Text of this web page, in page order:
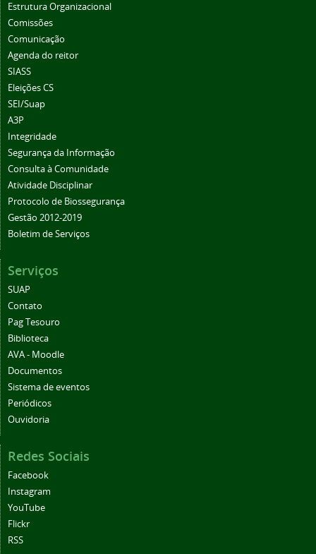
Estrutura Organizacional
Comissões
Comunicação
Agenda do reitor
SIASS
Eleições CS
SEI/Suap
A3P
Integridade
Segurança da Informação
Consulta à Comunidade
Atividade Disciplinar
Protocolo de Biossegurança
Gestão 2012-2019
Boletim de Serviços
Serviços
SUAP
Contato
Pag Tesouro
Biblioteca
AVA - Moodle
Documentos
Sistema de eventos
Periódicos
Ouvidoria
Redes Sociais
Facebook
Instagram
YouTube
Flickr
RSS